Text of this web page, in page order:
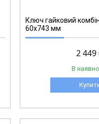
Ключ гайковий
60х743 мм
2 449
В